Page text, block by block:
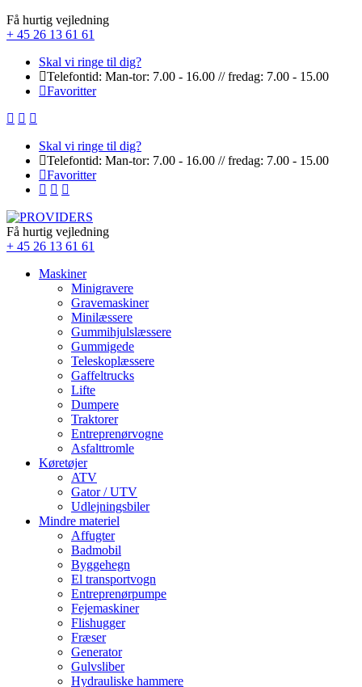
Få hurtig vejledning
+ 45 26 13 61 61
Skal vi ringe til dig?
Telefontid: Man-tor: 7.00 - 16.00 // fredag: 7.00 - 15.00
Favoritter
Skal vi ringe til dig?
Telefontid: Man-tor: 7.00 - 16.00 // fredag: 7.00 - 15.00
Favoritter
Få hurtig vejledning
+ 45 26 13 61 61
Maskiner
Minigravere
Gravemaskiner
Minilæssere
Gummihjulslæssere
Gummigede
Teleskoplæssere
Gaffeltrucks
Lifte
Dumpere
Traktorer
Entreprenørvogne
Asfalttromle
Køretøjer
ATV
Gator / UTV
Udlejningsbiler
Mindre materiel
Affugter
Badmobil
Byggehegn
El transportvogn
Entreprenørpumpe
Fejemaskiner
Flishugger
Fræser
Generator
Gulvsliber
Hydrauliske hammere